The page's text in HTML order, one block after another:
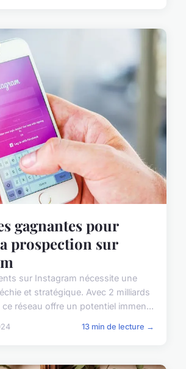
gagnantes pour
prospection sur
sur Instagram nécessite une
et stratégique. Avec 2 milliards
réseau offre un potentiel immen...
13 min de lecture →